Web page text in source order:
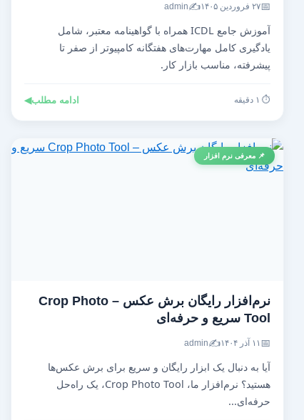
📅۲۷ فروردین ۱۴۰۵ ✍️
admin
آموزش جامع ICDL همراه با گواهینامه معتبر، شامل
یادگیری کامل مهارت‌های هفتگانه کامپیوتر از صفر تا
پیشرفته، مناسب بازار کار.
⏱️ ۱ دقیقه ادامه مطلب◀
📌 معرفی نرم افزار
نرم‌افزار رایگان برش عکس – Crop Photo
Tool سریع و حرفه‌ای
📅 ۱۱ آذر ۱۴۰۴ ✍️
admin
آیا به دنبال یک ابزار رایگان و سریع برای برش عکس‌ها
هستید؟ نرم‌افزار ما، Crop Photo Tool، یک راه‌حل
حرفه‌ای...